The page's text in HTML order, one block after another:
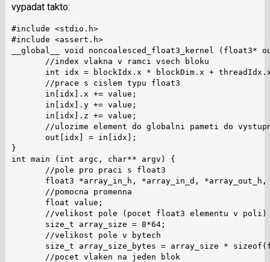
vypadat takto:
#include <stdio.h>
#include <assert.h>
__global__ void noncoalesced_float3_kernel
       //index vlakna v ramci vsech bloku
int idx = blockIdx.x * blockDim.x +
       //prace s cislem typu float3
       in[idx].x += value;
       in[idx].y += value;
       in[idx].z += value;
//ulozime element do globalni pameti do
       out[idx] = in[idx];
}
int main (int argc, char** argv) {
       //pole pro praci s float3
float3 *array_in_h, *array_in_d, *array_out_h,
       //pomocna promenna
       float value;
       //velikost pole (pocet float3 elementu v poli)
       size_t array_size = 8*64;
       //velikost pole v bytech
size_t array_size_bytes = array_size *
       //pocet vlaken na jeden blok